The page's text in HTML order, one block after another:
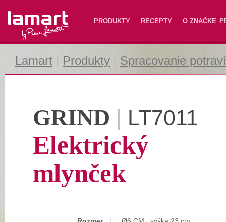
Lamart PRODUKTY RECEPTY O ZNAČKE
Lamart Produkty Spracovanie
GRIND | LT7011
Elektrický
mlynček